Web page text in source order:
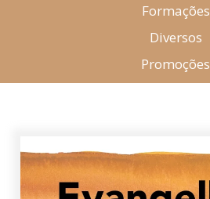
Formações
Diversos
Promoções